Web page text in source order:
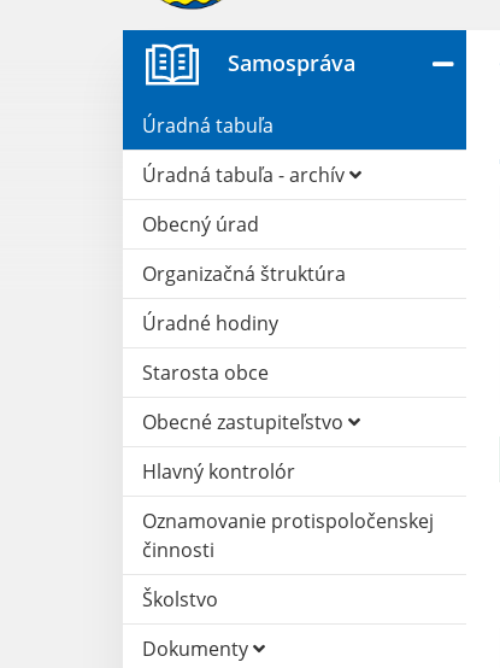
Samospráva
Úradná tabuľa
Úradná tabuľa - archív
Obecný úrad
Organizačná štruktúra
Úradné hodiny
Starosta obce
Obecné zastupiteľstvo
Hlavný kontrolór
Oznamovanie protispoločenskej
činnosti
Školstvo
Dokumenty